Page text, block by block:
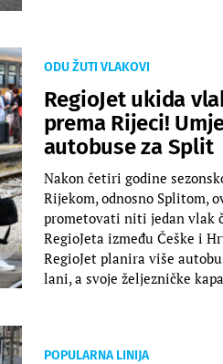
ODU ŽUTI VLAKOVI
RegioJet ukida
prema Rijeci!
autobuse za Split
Nakon četiri godine
Rijekom, odnosno Splitom,
prometovati niti jedan vlak
RegioJeta između Češke i
RegioJet planira više
lani, a svoje željezničke
POPULARNA LINIJA